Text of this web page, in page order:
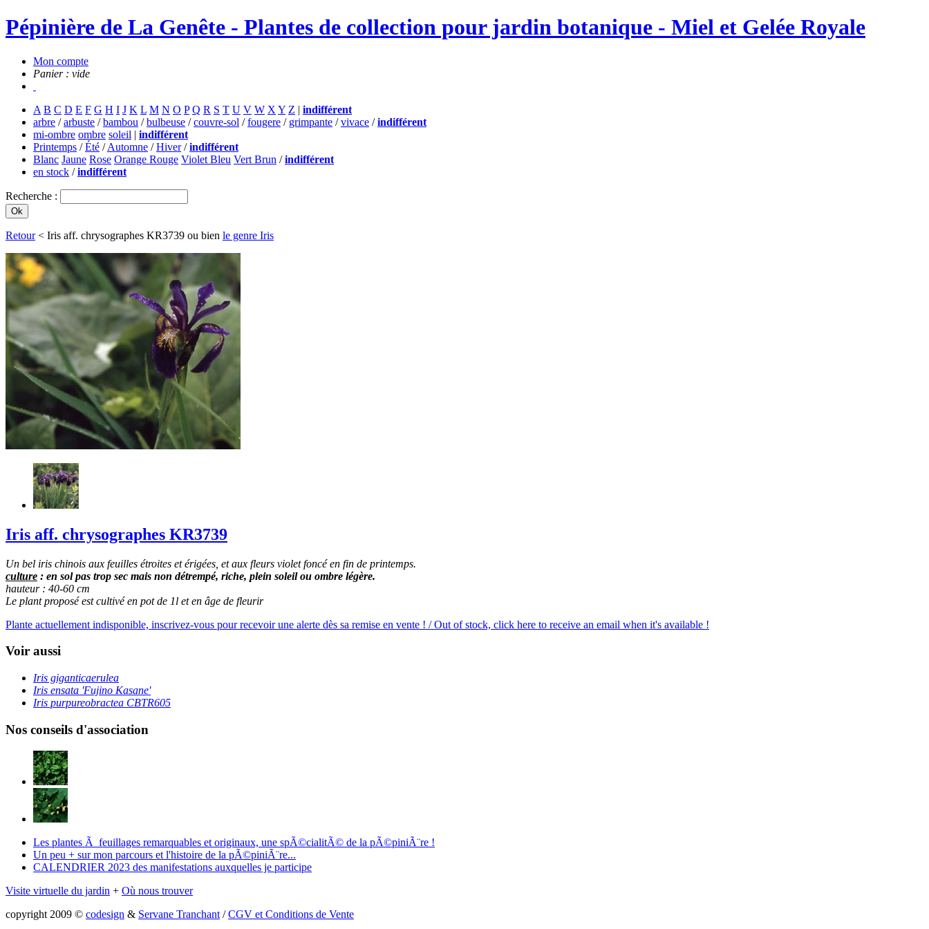
Pépinière de La Genête - Plantes de collection pour jardin botanique - Miel et Gelée Royale
Mon compte
Panier : vide
A B C D E F G H I J K L M N O P Q R S T U V W X Y Z | indifférent
arbre /arbuste /bambou /bulbeuse /couvre-sol /fougere / grimpante /vivace /indifférent
mi-ombre ombre soleil | indifférent
Printemps /Été /Automne /Hiver/indifférent
Blanc Jaune Rose Orange Rouge Violet Bleu Vert Brun /indifférent
en stock /indifférent
Recherche :
Retour< Iris aff. chrysographes KR3739 ou bien le genre Iris
Iris aff. chrysographes KR3739
Un bel iris chinois aux feuilles étroites et érigées, et aux fleurs violet foncé en fin de printemps.
culture : en sol pas trop sec mais non détrempé, riche, plein soleil ou ombre légère.
hauteur : 40-60 cm
Le plant proposé est cultivé en pot de 1l et en âge de fleurir
Plante actuellement indisponible, inscrivez-vous pour recevoir une alerte dès sa remise en vente ! / Out of stock, click here to receive an email when it's available !
Voir aussi
Iris giganticaerulea
Iris ensata 'Fujino Kasane'
Iris purpureobractea CBTR605
Nos conseils d'association
Les plantes Ã feuillages remarquables et originaux, une spÃ©cialitÃ© de la pÃ©piniÃ¨re !
Un peu + sur mon parcours et l'histoire de la pÃ©piniÃ¨re...
CALENDRIER 2023 des manifestations auxquelles je participe
Visite virtuelle du jardin + Où nous trouver
copyright 2009 © codesign & Servane Tranchant /CGV et Conditions de Vente